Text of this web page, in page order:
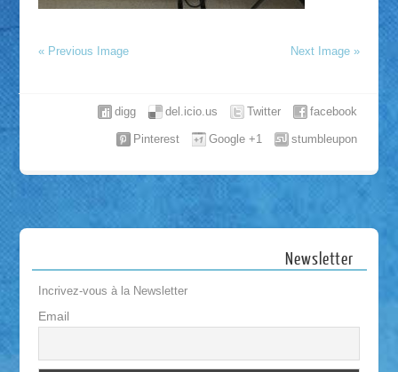
« Previous Image Next Image »
facebook
Twitter
del.icio.us
digg
stumbleupon
Google +1
Pinterest
Newsletter
Incrivez-vous à la Newsletter
Email